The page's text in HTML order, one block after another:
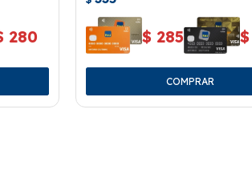
280 $ 285 $